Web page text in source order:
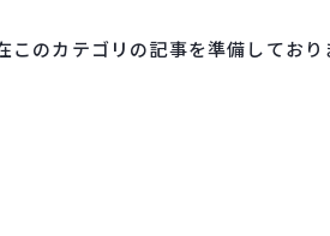
このカテゴリの記事を準備しており